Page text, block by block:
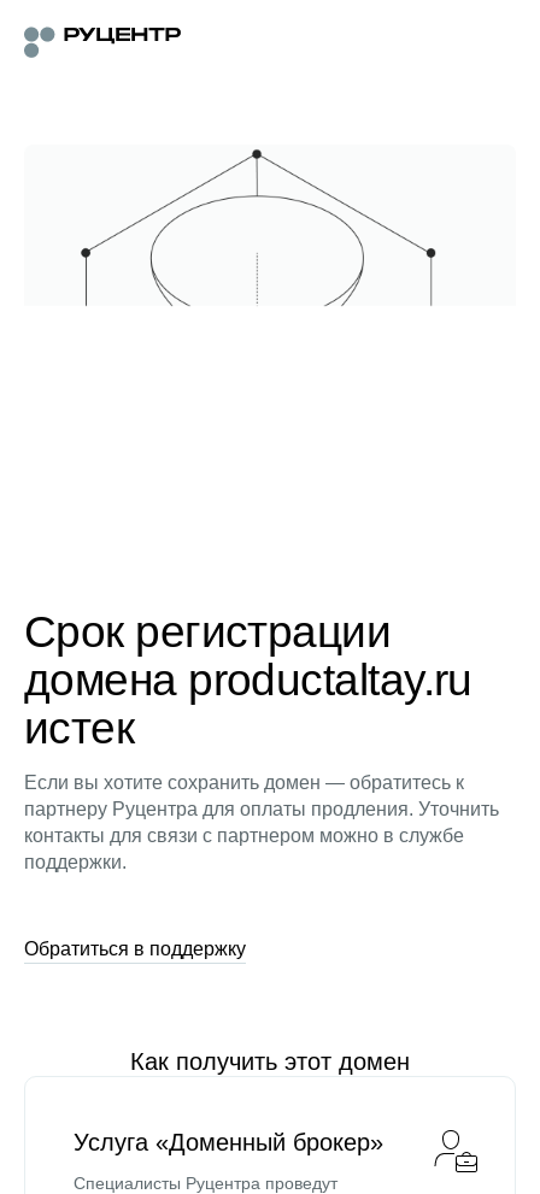
Срок регистрации
домена productaltay.ru
истек
Если вы хотите сохранить домен — обратитесь к
партнеру Руцентра для оплаты продления. Уточнить
контакты для связи с партнером можно в службе
поддержки.
Обратиться в поддержку
Как получить этот домен
Услуга «Доменный брокер»
Специалисты Руцентра проведут